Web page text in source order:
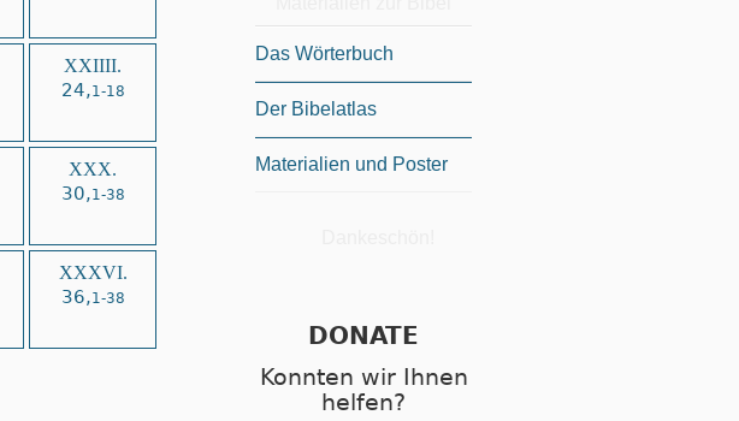
XXIIII.
24,1-18
XXX.
30,1-38
XXXVI.
36,1-38
Das Wörterbuch
Der Bibelatlas
Materialien und Poster
DONATE
Konnten wir Ihnen
helfen?